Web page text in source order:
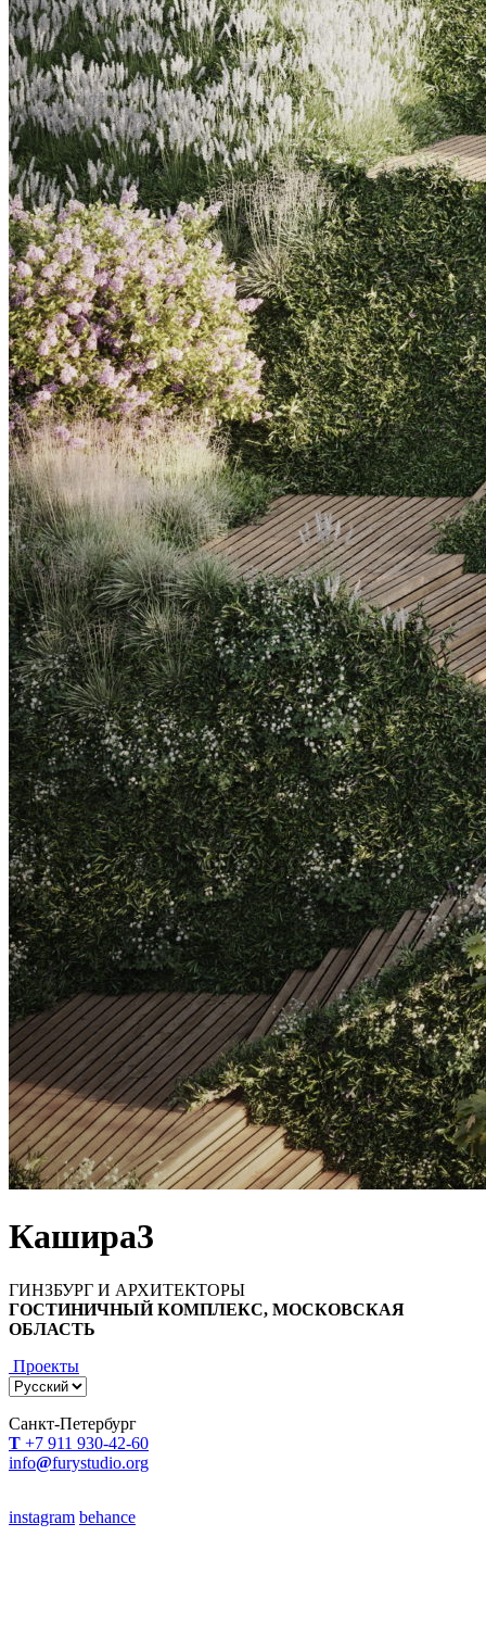
Кашира3
ГИНЗБУРГ И АРХИТЕКТОРЫ
ГОСТИНИЧНЫЙ КОМПЛЕКС, МОСКОВСКАЯ
ОБЛАСТЬ
Проекты
Санкт-Петербург
Т +7 911 930-42-60
info@furystudio.org
instagram behance